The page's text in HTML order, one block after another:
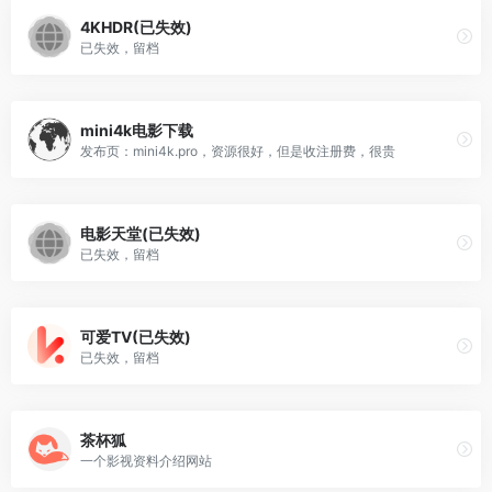
4KHDR(已失效)
已失效，留档
mini4k电影下载
发布页：mini4k.pro，资源很好，但是收注册费，很贵
电影天堂(已失效)
已失效，留档
可爱TV(已失效)
已失效，留档
茶杯狐
一个影视资料介绍网站